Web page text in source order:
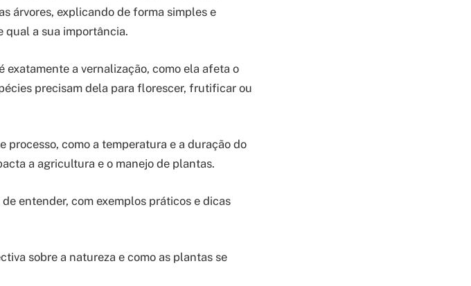
árvores, explicando de forma simples e
qual a sua importância.
exatamente a vernalização, como ela afeta o
precisam dela para florescer, frutificar ou
como a temperatura e a duração do
a agricultura e o manejo de plantas.
entender, com exemplos práticos e dicas
sobre a natureza e como as plantas se